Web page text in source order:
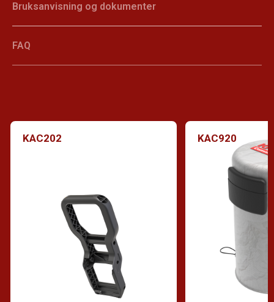
Bruksanvisning og dokumenter
FAQ
KAC202 KAC920